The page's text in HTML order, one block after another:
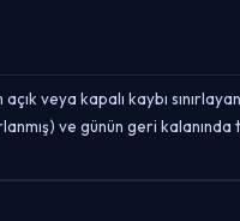
veya kapalı kaybı
ve günün geri